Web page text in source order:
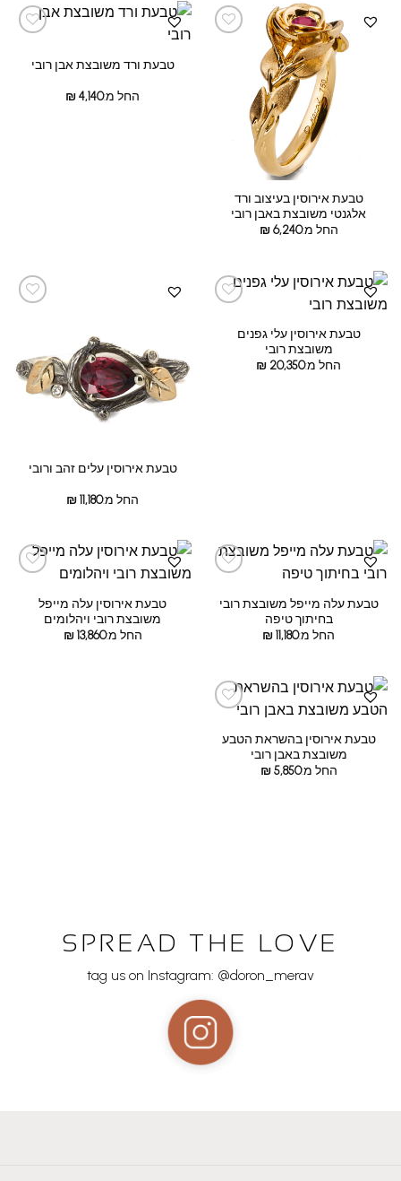
טבעת אירוסין בעיצוב ורד
אלגנטי משובצת באבן רובי
החל מ:
₪6,240
טבעת ורד משובצת אבן רובי
החל מ: ₪4,140
טבעת אירוסין עלי גפנים
משובצת רובי
החל מ:
₪ 20,350
טבעת אירוסין עלים זהב ורובי
החל מ: ₪11,180
טבעת עלה מייפל משובצת רובי
בחיתוך טיפה
החל מ:
₪11,180
טבעת אירוסין עלה מייפל
משובצת רובי ויהלומים
החל מ:
₪13,860
טבעת אירוסין בהשראת הטבע
משובצת באבן רובי
החל מ:
₪5,850
SPREAD THE LOVE
tag us on Instagram: @doron_merav